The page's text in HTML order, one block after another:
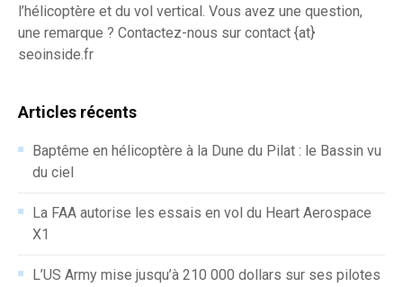
l’hélicoptère et du vol vertical. Vous avez une question,
une remarque ? Contactez-nous sur contact {at}
seoinside.fr
Articles récents
Baptême en hélicoptère à la Dune du Pilat : le Bassin vu
du ciel
La FAA autorise les essais en vol du Heart Aerospace
X1
L’US Army mise jusqu’à 210 000 dollars sur ses pilotes